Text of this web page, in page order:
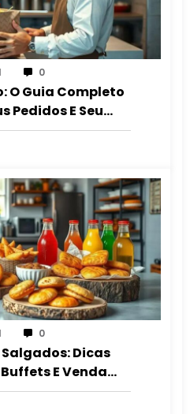
0
O Guia Completo
Pedidos E Seu
0
Dicas
E Venda